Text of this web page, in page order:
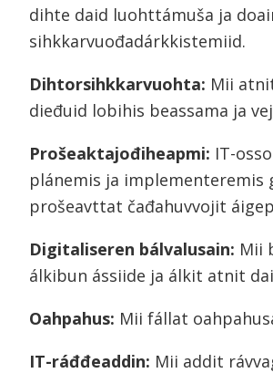
dihte daid luohttámuša ja
sihkkarvuođadárkkistemiid.
Dihtorsihkkarvuohta: Mii
dieđuid lobihis beassama ja
Prošeaktajođiheapmi: IT-
plánemis ja
prošeavttat čađahuvvojit
Digitaliseren bálvalusain: Mii
álkibun ássiide ja álkit atnit
Oahpahus: Mii fállat
IT-ráđđeaddin: Mii addit